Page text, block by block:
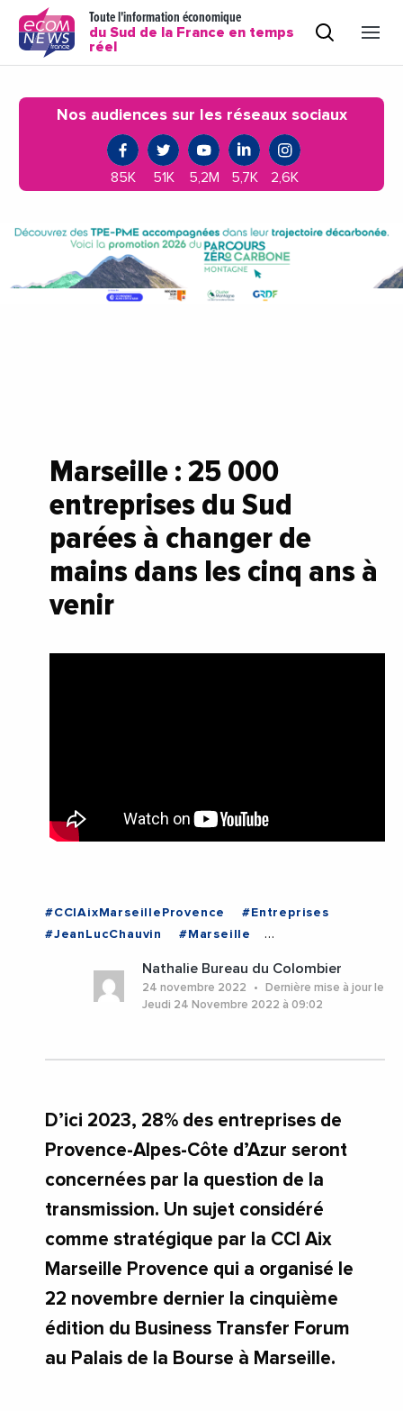
Toute l'information économique
du Sud de la France en temps
réel
Nos audiences sur les réseaux sociaux
85K 51K 5,2M 5,7K 2,6K
Marseille : 25 000
entreprises du Sud
parées à changer de
mains dans les cinq ans à
venir
#CCIAixMarseilleProvence
#Entreprises
#JeanLucChauvin
#Marseille
#ProvenceAlpesCoteDAzur
Nathalie Bureau du Colombier
24 novembre 2022
Dernière mise à jour le
Jeudi 24 Novembre 2022 à 09:02
D’ici 2023, 28% des entreprises de
Provence-Alpes-Côte d’Azur seront
concernées par la question de la
transmission. Un sujet considéré
comme stratégique par la CCI Aix
Marseille Provence qui a organisé le
22 novembre dernier la cinquième
édition du Business Transfer Forum
au Palais de la Bourse à Marseille.